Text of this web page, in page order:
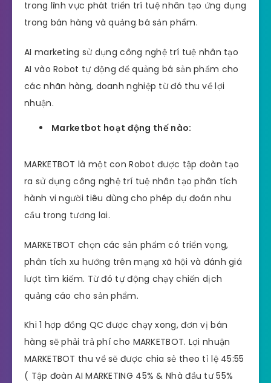
trong lĩnh vực phát triển trí tuệ nhân tạo ứng dụng
trong bán hàng và quảng bá sản phẩm.
AI marketing sử dụng công nghệ trí tuệ nhân tạo
AI vào Robot tự động để quảng bá sản phẩm cho
các nhãn hàng, doanh nghiệp từ đó thu về lợi
nhuận.
Marketbot hoạt động thế nào:
MARKETBOT là một con Robot được tập đoàn tạo
ra sử dụng công nghệ trí tuệ nhân tạo phân tích
hành vi người tiêu dùng cho phép dự đoán nhu
cầu trong tương lai.
MARKETBOT chọn các sản phẩm có triển vọng,
phân tích xu hướng trên mạng xã hội và đánh giá
lượt tìm kiếm. Từ đó tự động chạy chiến dịch
quảng cáo cho sản phẩm.
Khi 1 hợp đồng QC được chạy xong, đơn vị bán
hàng sẽ phải trả phí cho MARKETBOT. Lợi nhuận
MARKETBOT thu về sẽ được chia sẻ theo tỉ lệ 45:55
( Tập đoàn AI MARKETING 45% & Nhà đầu tư 55%